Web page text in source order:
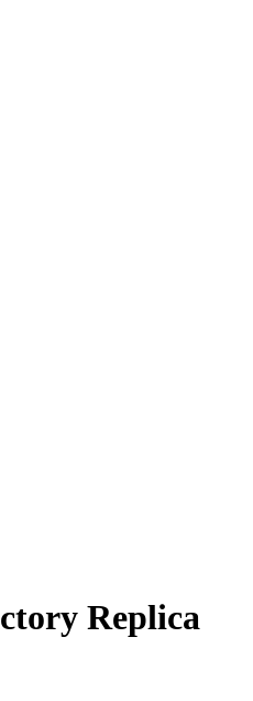
Replica